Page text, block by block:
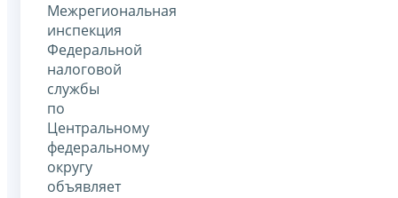
Межрегиональная
инспекция
Федеральной
налоговой
службы
по
Центральному
федеральному
округу
объявляет